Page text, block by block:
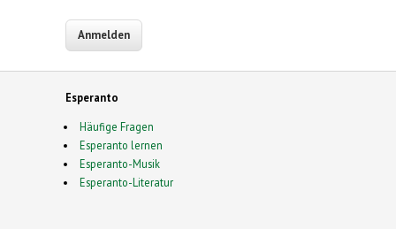
Esperanto
Häufige Fragen
Esperanto lernen
Esperanto-Musik
Esperanto-Literatur